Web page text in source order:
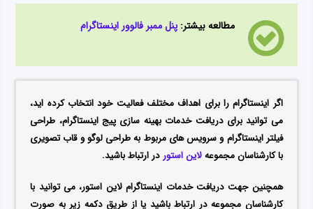
مطالعه بیشتر:پنل ممبر فالوور اینستاگرام
اگر اینستاگرام را برای اهداف مختلف فعالیت خود انتخاب کرده اید،
می توانید برای دریافت خدمات بهینه سازی پیج اینستاگرام، طراحی
فیلتر اینستاگرام و سرویس های مربوط به طراحی لوگو و قاب تصویری
با کارشناسان مجموعهلاین استور در ارتباط باشید.
همچنین جهت دریافت خدمات اینستاگرام لاین استور، می توانید با
کارشناسان مجموعه در ارتباط باشید یا از طریق دکمه زیر به صورت